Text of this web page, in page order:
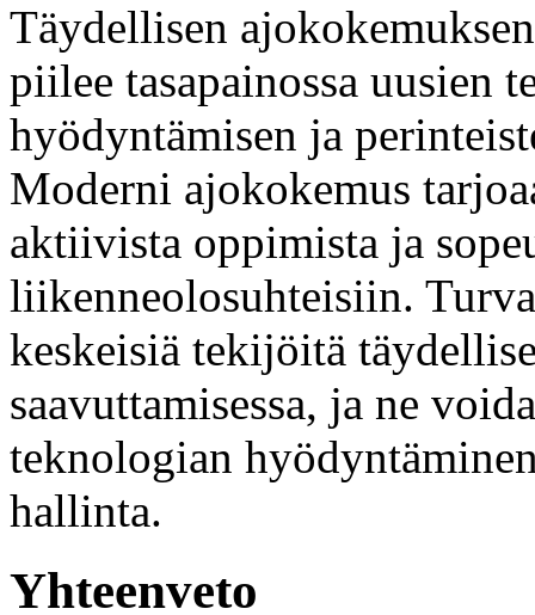
Täydellisen
piilee tasapainossa uusien
hyödyntämisen ja
Moderni ajokokemus
aktiivista oppimista ja
liikenneolosuhteisiin.
keskeisiä tekijöitä
saavuttamisessa, ja ne
teknologian
hallinta.
Yhteenveto